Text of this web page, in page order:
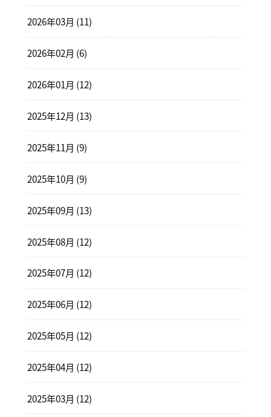
2026年03月 (11)
2026年02月 (6)
2026年01月 (12)
2025年12月 (13)
2025年11月 (9)
2025年10月 (9)
2025年09月 (13)
2025年08月 (12)
2025年07月 (12)
2025年06月 (12)
2025年05月 (12)
2025年04月 (12)
2025年03月 (12)